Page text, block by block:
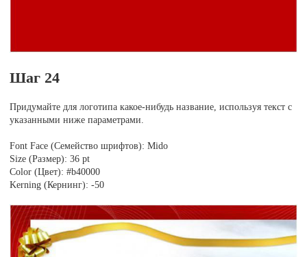
Шаг 24
Придумайте для логотипа какое-нибудь название, используя текст с
указанными ниже параметрами.
Font Face (Семейство шрифтов): Mido
Size (Размер): 36 pt
Color (Цвет): #b40000
Kerning (Кернинг): -50